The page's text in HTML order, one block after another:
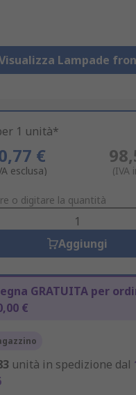
Lampade
1 unità*
€
esclusa) (IVA
o digitare la quantità
Aggiungi
GRATUITA per
€
unità in spedizione dal